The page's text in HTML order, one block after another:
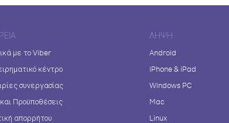
με το Viber
κέντρο
συνεργασίας
Προϋποθέσεις
απορρήτου
ΛΉΨΗ
Android
iPhone & iPad
Windows PC
Mac
Linux